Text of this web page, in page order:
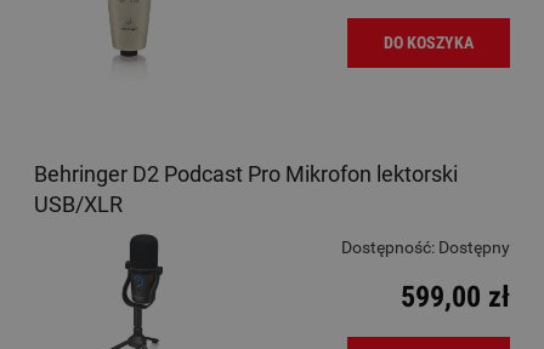
DO KOSZYKA
Behringer D2 Podcast Pro Mikrofon lektorski
USB/XLR
Dostępność: Dostępny
599,00 zł